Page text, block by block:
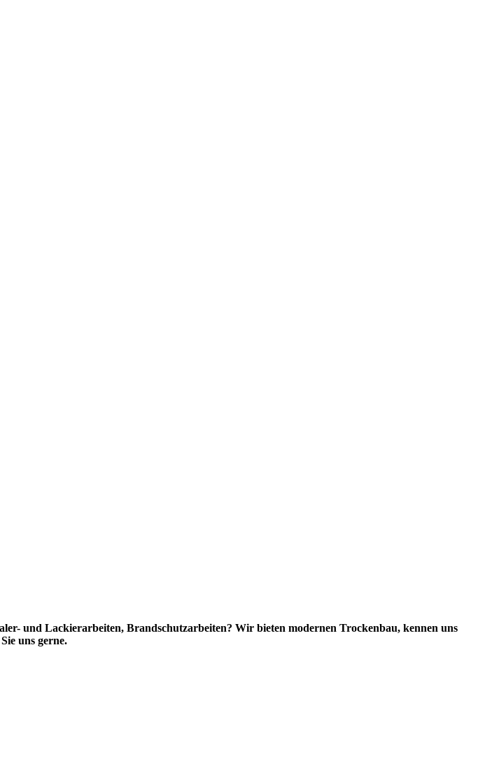
und Lackierarbeiten, Brandschutzarbeiten? Wir bieten modernen Trockenbau, kennen uns
uns gerne.